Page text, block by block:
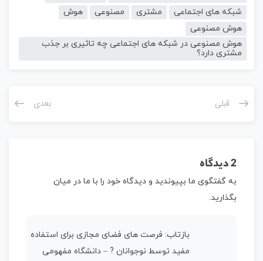
شبکه های اجتماعی
مشتری مصنوعی
هوش
هوش مصنوعی
هوش مصنوعی در شبکه های اجتماعی چه تاثیری بر جذب
مشتری دارد؟
قبلی بعدی
2 دیدگاه
به گفتگوی ما بپیوندید و دیدگاه خود را با ما در میان
بگذارید.
بازتاب: فرصت های فضای مجازی برای استفاده
مفید توسط نوجوانان ? – دانشگاه مفهومی